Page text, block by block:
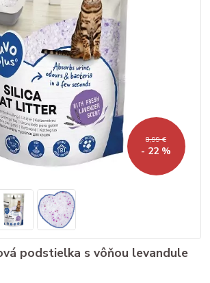
8,99 €
- 22 %
podstielka s vôňou levandule